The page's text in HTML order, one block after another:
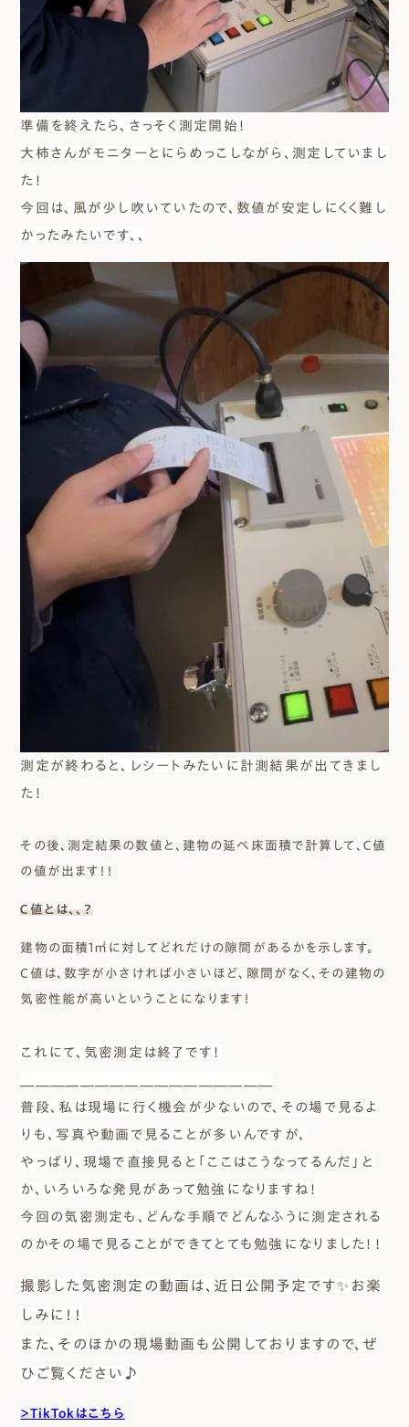
準備を終えたら、さっそく測定開始！
大柿さんがモニターとにらめっこしながら、測定していまし
た！
今回は、風が少し吹いていたので、数値が安定しにくく難し
かったみたいです、、
測定が終わると、レシートみたいに計測結果が出てきまし
た！
その後、測定結果の数値と、建物の延べ床面積で計算して、Ｃ値
の値が出ます！！
Ｃ値とは、、？
建物の面積1㎡に対してどれだけの 隙間があるかを示します。
C 値は、数字が小さければ小さいほど、隙間がなく、その建物の
気密性能が高いということになります！
これにて、気密測定は終了です！
普段、私は現場に行く機会が少ないので、その場で見るよ
りも、写真や動画で見ることが多いんですが、
やっぱり、現場で直接見ると「ここはこうなってるんだ」と
か、いろいろな発見があって勉強になりますね！
今回の気密測定も、どんな手順でどんなふうに測定される
のかその場で見ることができてとても勉強になりました！！
撮影した気密測定の動画は、近日公開予定です✨お楽
しみに！！
また、そのほかの現場動画も公開しておりますので、ぜ
ひご覧ください♪
＞TikTokはこちら